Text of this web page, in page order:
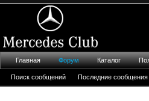
Главная Форум
Поиск сообщений Последние сообщения
Каталог